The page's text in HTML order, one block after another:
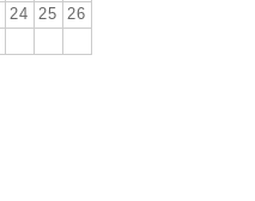
24 25
26